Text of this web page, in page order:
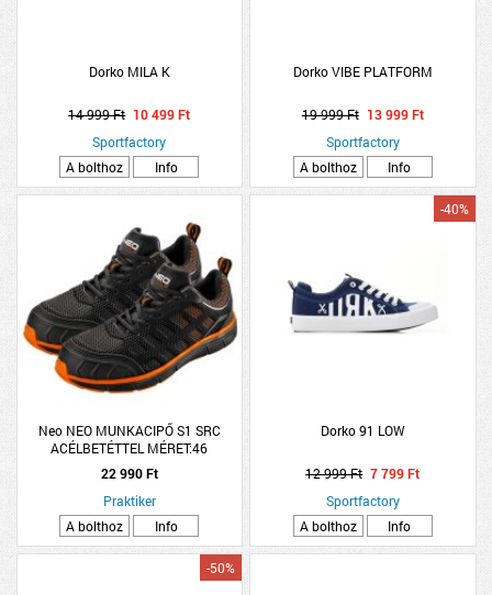
Dorko MILA K
14 999 Ft 10 499 Ft
Sportfactory
A bolthoz
Info
Dorko VIBE PLATFORM
19 999 Ft 13 999 Ft
Sportfactory
A bolthoz
Info
Neo NEO MUNKACIPŐ S1 SRC
ACÉLBETÉTTEL MÉRET:46
22 990 Ft
Praktiker
A bolthoz
Info
Dorko 91 LOW
-40%
12 999 Ft 7 799 Ft
Sportfactory
A bolthoz
Info
-50%